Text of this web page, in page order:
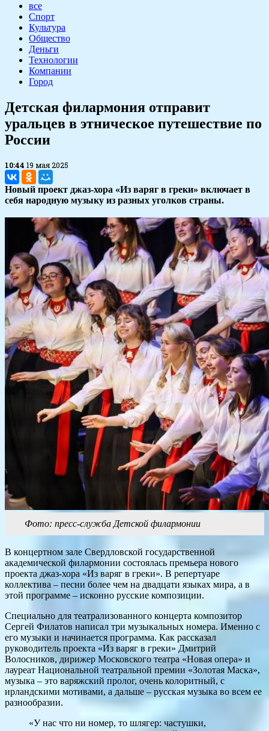
все
Спорт
Культура
Общество
Деньги
Технологии
Компании
Город
​Детская филармония отправит
уральцев в этническое путешествие по
России
10:44 19 мая 2025
Новый проект джаз-хора «Из варяг в греки» включает в
себя народную музыку из разных уголков страны.
Фото: пресс-служба Детской филармонии
В концертном зале Свердловской государственной
академической филармонии состоялась премьера нового
проекта джаз-хора «Из варяг в греки». В репертуаре
коллектива – песни более чем на двадцати языках мира, а в
этой программе – исконно русские композиции.
Специально для театрализованного концерта композитор
Сергей Филатов написал три музыкальных номера. Именно с
его музыки и начинается программа. Как рассказал
руководитель проекта «Из варяг в греки» Дмитрий
Волосников, дирижер Московского театра «Новая опера» и
лауреат Национальной театральной премии «Золотая Маска»,
музыка – это варяжский пролог, очень колоритный, с
ирландскими мотивами, а дальше – русская музыка во всем ее
разнообразии.
«У нас что ни номер, то шлягер: частушки,